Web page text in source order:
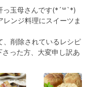
っ玉母さんです(*´꒳`*)
ンジ料理にスイーツま
、削除されているレシピ
さった方、大変申し訳あ